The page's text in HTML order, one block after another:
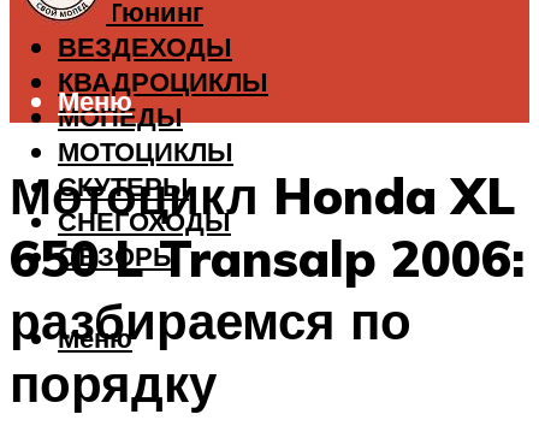
Тюнинг
ВЕЗДЕХОДЫ
КВАДРОЦИКЛЫ
МОПЕДЫ
МОТОЦИКЛЫ
СКУТЕРЫ
СНЕГОХОДЫ
ОБЗОРЫ
Меню
Меню
Мотоцикл Honda XL
650 L Transalp 2006:
разбираемся по
порядку